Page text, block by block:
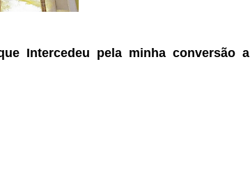
Intercedeu pela minha conversão a